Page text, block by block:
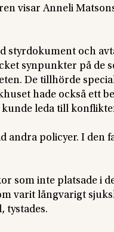
visar Anneli
styrdokument och
synpunkter på de
De tillhörde
hade också ett
leda till
andra policyer. I den
som inte platsade i
varit långvarigt
tystades.